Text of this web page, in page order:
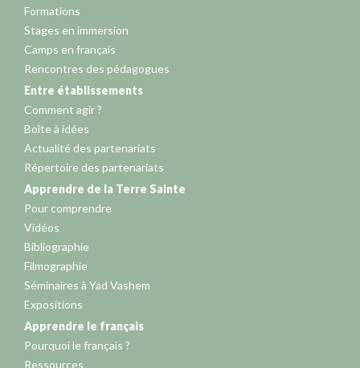
Formations
Stages en immersion
Camps en français
Rencontres des pédagogues
Entre établissements
Comment agir ?
Boîte à idées
Actualité des partenariats
Répertoire des partenariats
Apprendre de la Terre Sainte
Pour comprendre
Vidéos
Bibliographie
Filmographie
Séminaires à Yad Vashem
Expositions
Apprendre le français
Pourquoi le français ?
Ressources